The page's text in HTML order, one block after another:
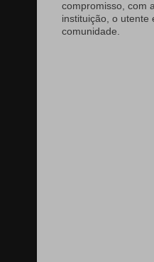
compromisso, com
instituição, o utente
comunidade.